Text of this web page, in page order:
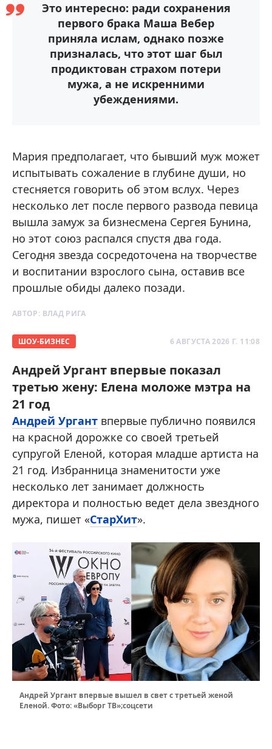
Это интересно: ради сохранения
первого брака Маша Вебер
приняла ислам, однако позже
призналась, что этот шаг был
продиктован страхом потери
мужа, а не искренними
убеждениями.
Мария предполагает, что бывший муж может
испытывать сожаление в глубине души, но
стесняется говорить об этом вслух. Через
несколько лет после первого развода певица
вышла замуж за бизнесмена Сергея Бунина,
но этот союз распался спустя два года.
Сегодня звезда сосредоточена на творчестве
и воспитании взрослого сына, оставив все
прошлые обиды далеко позади.
АВТОР: ВЛАД РИГА
ШОУ-БИЗНЕС 6 АВГУСТА 2026 Г. 11:08
Андрей Ургант впервые показал
третью жену: Елена моложе мэтра на
21 год
Андрей Ургант впервые публично появился
на красной дорожке со своей третьей
супругой Еленой, которая младше артиста на
21 год. Избранница знаменитости уже
несколько лет занимает должность
директора и полностью ведет дела звездного
мужа, пишет «СтарХит».
Андрей Ургант впервые вышел в свет с третьей женой
Еленой. Фото: «Выборг ТВ»;соцсети